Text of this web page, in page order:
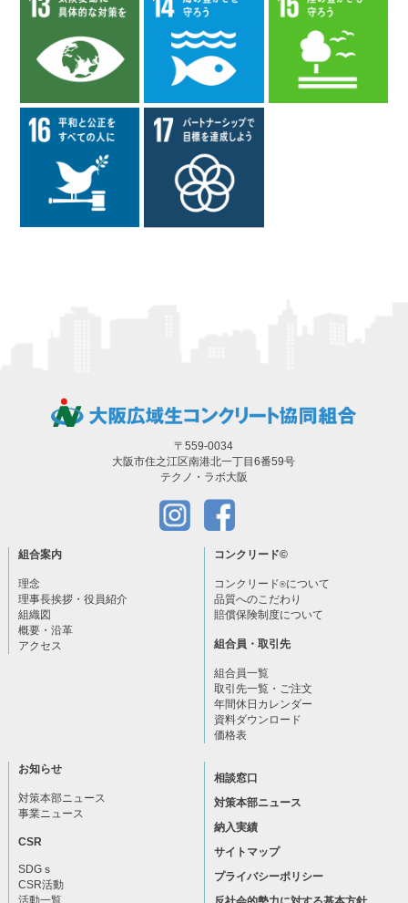
〒559-0034
大阪市住之江区南港北一丁目6番59号
テクノ・ラボ大阪
組合案内
理念
理事長挨拶・役員紹介
組織図
概要・沿革
アクセス
コンクリード©
コンクリード®について
品質へのこだわり
賠償保険制度について
組合員・取引先
組合員一覧
取引先一覧・ご注文
年間休日カレンダー
資料ダウンロード
価格表
お知らせ
対策本部ニュース
事業ニュース
CSR
SDGｓ
CSR活動
活動一覧
相談窓口
対策本部ニュース
納入実績
サイトマップ
プライバシーポリシー